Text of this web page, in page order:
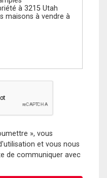
», vous
et vous nous
de communiquer avec